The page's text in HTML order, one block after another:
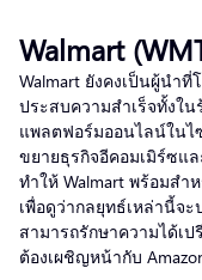
Walmart
Walmart ยังคงเป็นผู้นำ
ประสบความสำเร็จทั้งใ
แพลตฟอร์มออนไลน์ในไ
ขยายธุรกิจอีคอมเมิร์ซแ
ทำให้ Walmart พร้อมส
เพื่อดูว่ากลยุทธ์เหล่านี้จ
สามารถรักษาความได้เ
ต้องเผชิญหน้ากับ